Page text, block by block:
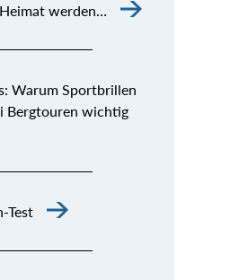
werden…
Warum Sportbrillen
Bergtouren wichtig
Test